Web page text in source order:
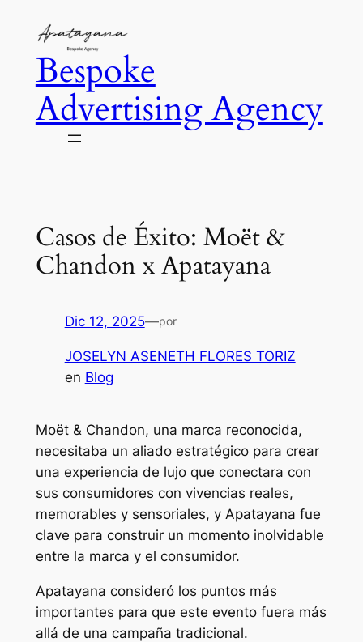
contenido
Bespoke
Advertising Agency
Casos de Éxito: Moët &
Chandon x Apatayana
Dic 12, 2025—por
JOSELYN ASENETH FLORES TORIZ
en Blog
Moët & Chandon, una marca reconocida,
necesitaba un aliado estratégico para crear
una experiencia de lujo que conectara con
sus consumidores con vivencias reales,
memorables y sensoriales, y Apatayana fue
clave para construir un momento inolvidable
entre la marca y el consumidor.
Apatayana consideró los puntos más
importantes para que este evento fuera más
allá de una campaña tradicional.